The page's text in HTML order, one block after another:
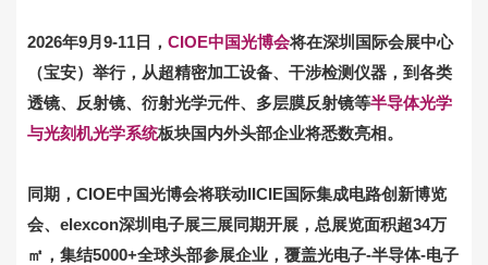
2026年9月9-11日， CIOE中国光博会将在深圳国际会展中心
（宝安）举行，从超精密加工设备、干涉检测仪器，到各类
透镜、反射镜、衍射光学元件、多层膜反射镜等半导体光学
与光刻机光学系统板块国内外头部企业将悉数亮相。
同期，CIOE中国光博会将联动IICIE国际集成电路创新博览
会、elexcon深圳电子展三展同期开展，总展览面积超34万
㎡，集结5000+全球头部参展企业，覆盖光电子-半导体-电子